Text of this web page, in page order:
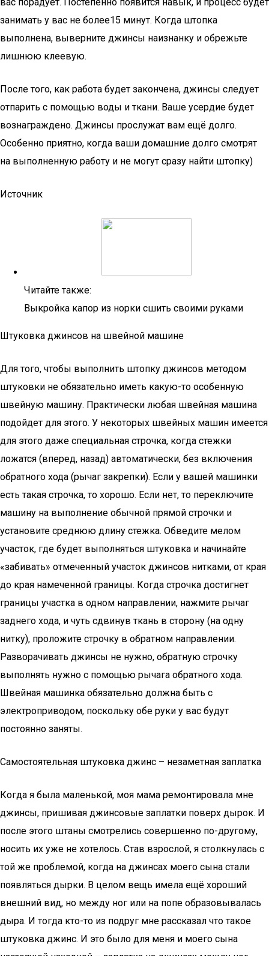
занимать у вас не более15 минут. Когда штопка
выполнена, выверните джинсы наизнанку и обрежьте
лишнюю клеевую.
После того, как работа будет закончена, джинсы следует
отпарить с помощью воды и ткани. Ваше усердие будет
вознаграждено. Джинсы прослужат вам ещё долго.
Особенно приятно, когда ваши домашние долго смотрят
на выполненную работу и не могут сразу найти штопку)
Источник
Читайте также:
Выкройка капор из норки сшить своими руками
Штуковка джинсов на швейной машине
Для того, чтобы выполнить штопку джинсов методом
штуковки не обязательно иметь какую-то особенную
швейную машину. Практически любая швейная машина
подойдет для этого. У некоторых швейных машин имеется
для этого даже специальная строчка, когда стежки
ложатся (вперед, назад) автоматически, без включения
обратного хода (рычаг закрепки). Если у вашей машинки
есть такая строчка, то хорошо. Если нет, то переключите
машину на выполнение обычной прямой строчки и
установите среднюю длину стежка. Обведите мелом
участок, где будет выполняться штуковка и начинайте
«забивать» отмеченный участок джинсов нитками, от края
до края намеченной границы. Когда строчка достигнет
границы участка в одном направлении, нажмите рычаг
заднего хода, и чуть сдвинув ткань в сторону (на одну
нитку), проложите строчку в обратном направлении.
Разворачивать джинсы не нужно, обратную строчку
выполнять нужно с помощью рычага обратного хода.
Швейная машинка обязательно должна быть с
электроприводом, поскольку обе руки у вас будут
постоянно заняты.
Самостоятельная штуковка джинс – незаметная заплатка
Когда я была маленькой, моя мама ремонтировала мне
джинсы, пришивая джинсовые заплатки поверх дырок. И
после этого штаны смотрелись совершенно по-другому,
носить их уже не хотелось. Став взрослой, я столкнулась с
той же проблемой, когда на джинсах моего сына стали
появляться дырки. В целом вещь имела ещё хороший
внешний вид, но между ног или на попе образовывалась
дыра. И тогда кто-то из подруг мне рассказал что такое
штуковка джинс. И это было для меня и моего сына